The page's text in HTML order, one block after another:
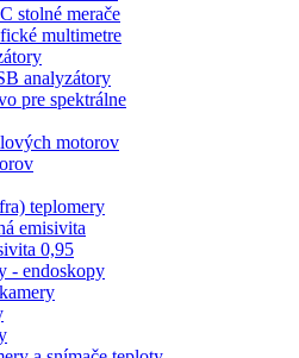
stolné merače
multimetre
analyzátory
pre spektrálne
motorov
teplomery
emisivita
0,95
- endoskopy